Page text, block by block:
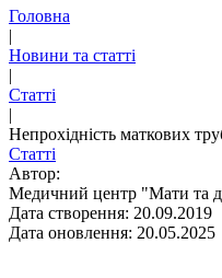
Головна
|
Новини та статті
|
Статті
|
Непрохідність маткових
Статті
Автор:
Медичний центр "Мати та
Дата створення: 20.09.2019
Дата оновлення: 20.05.2025